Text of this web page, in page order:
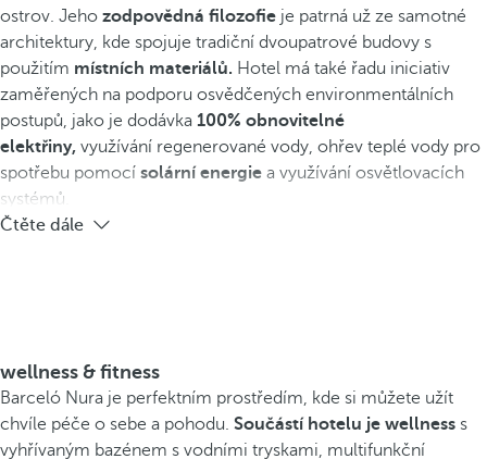
ostrov. Jeho zodpovědná filozofie je patrná už ze samotné
architektury, kde spojuje tradiční dvoupatrové budovy s
použitím místních materiálů. Hotel má také řadu iniciativ
zaměřených na podporu osvědčených environmentálních
postupů, jako je dodávka 100% obnovitelné
elektřiny, využívání regenerované vody, ohřev teplé vody pro
spotřebu pomocí solární energie a využívání osvětlovacích
systémů.
Čtěte dále
wellness & fitness
Barceló Nura je perfektním prostředím, kde si můžete užít
chvíle péče o sebe a pohodu. Součástí hotelu je wellness s
vyhřívaným bazénem s vodními tryskami, multifunkční